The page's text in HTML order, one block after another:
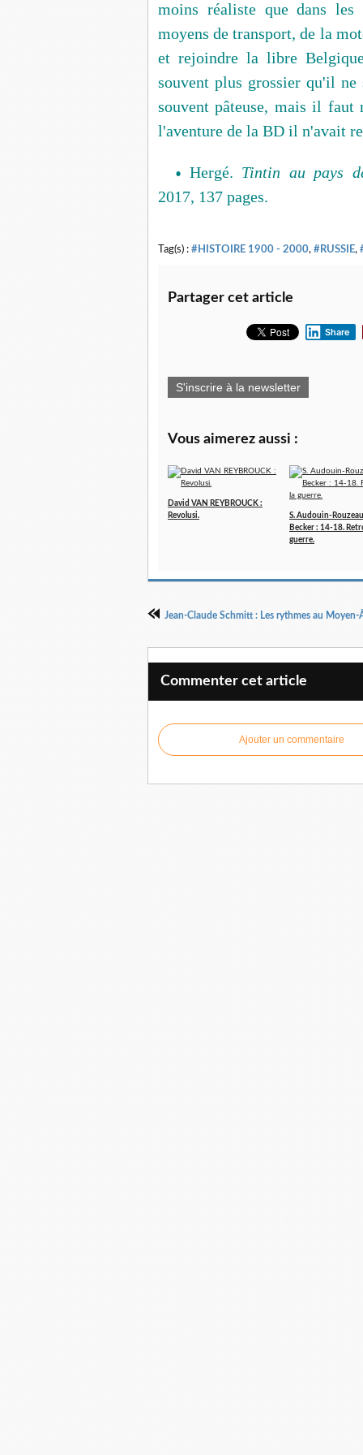
moins réaliste que dans
moyens de transport, de la
et rejoindre la libre
souvent plus grossier qu'il
souvent pâteuse, mais il faut
l'aventure de la BD il n'avait
• Hergé. Tintin au pays
2017, 137 pages.
Tag(s) : #HISTOIRE 1900 - 2000, #RUSSIE,
Partager cet article
Share
S'inscrire à la newsletter
Vous aimerez aussi :
David VAN REYBROUCK :
Revolusi.
S. Audouin-
Becker : 14-18.
guerre.
Jean-Claude Schmitt : Les rythmes au Moyen-
Commenter cet article
Ajouter un commentaire